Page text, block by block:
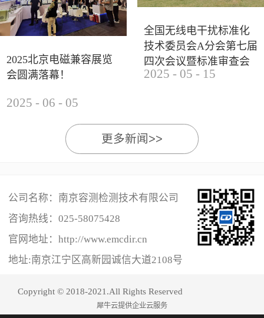
2025北京电磁兼容展览
会圆满落幕！
2025 - 06 - 05
全国无线电干扰标准化
技术委员会A分会第七届
四次会议暨标准审查会
成功举办
2025 - 05 - 15
更多新闻>>
公司名称：南京容测检测技术有限公司
咨询热线： 025-58075428
官网地址：http://www.emcdir.cn
地址:南京江宁区高新园诚信大道2108号
Copyright © 2018-2021.All Rights Reserved
犀牛云提供企业云服务